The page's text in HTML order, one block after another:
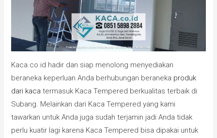
Kaca.co.id hadir dan siap menolong menyediakan
beraneka keperluan Anda berhubungan beraneka produk
dari kaca termasuk Kaca Tempered berkualitas terbaik di
Subang. Melainkan dari Kaca Tempered yang kami
tawarkan untuk Anda juga sudah terjamin jadi Anda tidak
perlu kuatir lagi karena Kaca Tempered bisa dipakai untuk